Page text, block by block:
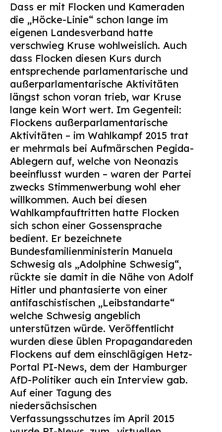
Dass er mit Flocken und Kameraden
die „Höcke-Linie“ schon lange im
eigenen Landesverband hatte
verschwieg Kruse wohlweislich. Auch
dass Flocken diesen Kurs durch
entsprechende parlamentarische und
außerparlamentarische Aktivitäten
längst schon voran trieb, war Kruse
lange kein Wort wert. Im Gegenteil:
Flockens außerparlamentarische
Aktivitäten – im Wahlkampf 2015 trat
er mehrmals bei Aufmärschen Pegida-
Ablegern auf, welche von Neonazis
beeinflusst wurden – waren der Partei
zwecks Stimmenwerbung wohl eher
willkommen. Auch bei diesen
Wahlkampfauftritten hatte Flocken
sich schon einer Gossensprache
bedient. Er bezeichnete
Bundesfamilienministerin Manuela
Schwesig als „Adolphine Schwesig“,
rückte sie damit in die Nähe von Adolf
Hitler und phantasierte von einer
antifaschistischen „Leibstandarte“
welche Schwesig angeblich
unterstützen würde. Veröffentlicht
wurden diese üblen Propagandareden
Flockens auf dem einschlägigen Hetz-
Portal PI-News, dem der Hamburger
AfD-Politiker auch ein Interview gab.
Auf einer Tagung des
niedersächsischen
Verfassungsschutzes im April 2015